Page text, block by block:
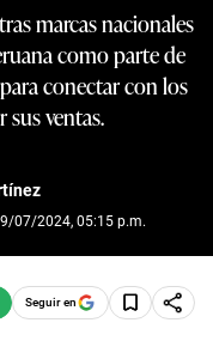
marcas nacionales
como parte de
conectar con los
ventas.
07/2024, 05:15 p.m.
Seguir en